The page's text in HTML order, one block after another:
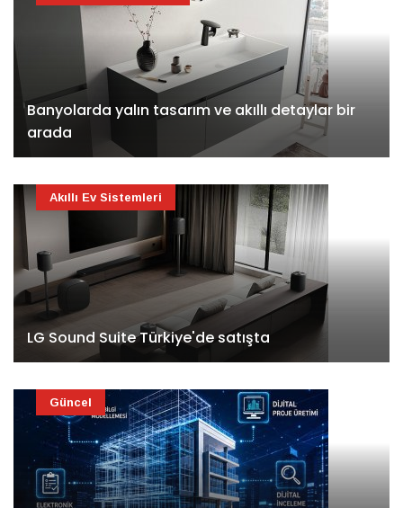
Banyolarda yalın tasarım ve akıllı detaylar bir
arada
LG Sound Suite Türkiye'de satışta
Akıllı Ev Sistemleri
Güncel